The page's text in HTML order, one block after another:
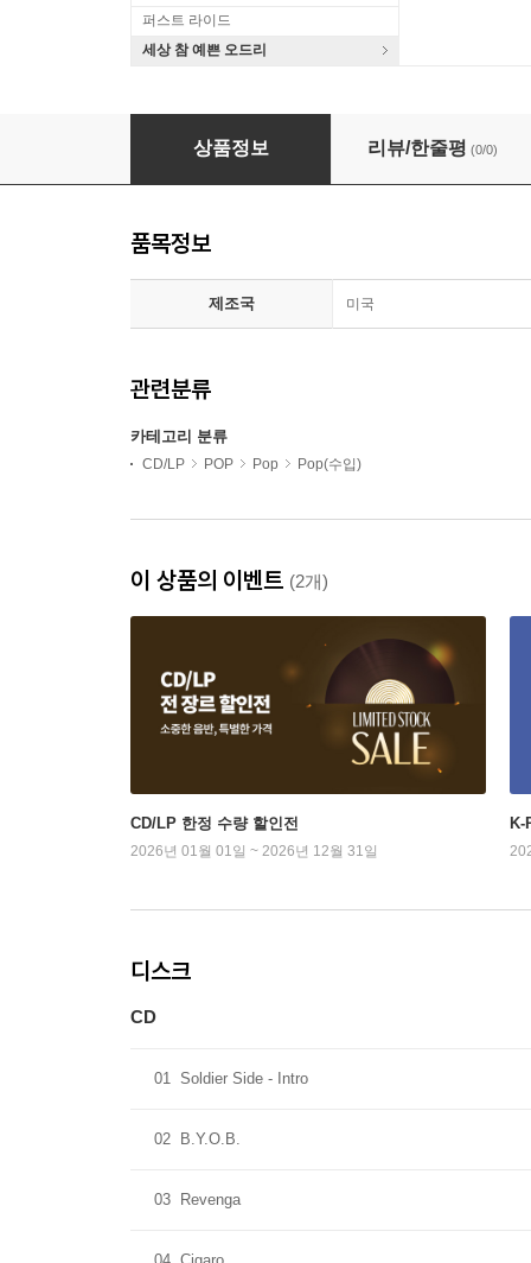
퍼스트 라이드
세상 참 예쁜 오드리
System Of A Down - Mezmerize
상품정보 리뷰/한줄평 (0/0)
품목정보
제조국 미국
관련분류
카테고리 분류
CD/LP POP Pop Pop(수입)
이 상품의 이벤트 (2개)
CD/LP 한정 수량 할인전
2026년 01월 01일 ~ 2026년 12월 31일
K-
디스크
CD
01 Soldier Side - Intro
02 B.Y.O.B.
03 Revenga